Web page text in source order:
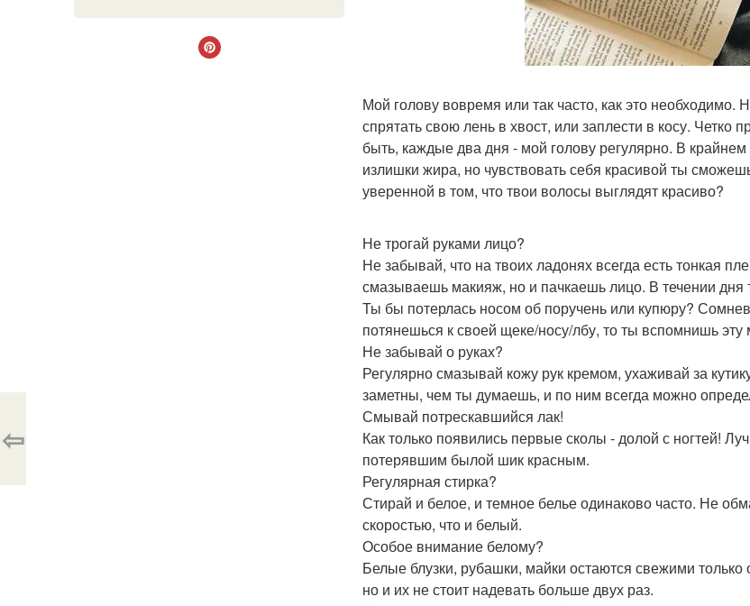
Мой голову вовремя или так часто, как это
спрятать свою лень в хвост, или заплести в косу.
быть, каждые два дня - мой голову регулярно. В
излишки жира, но чувствовать себя красивой ты
уверенной в том, что твои волосы выглядят красиво?
Не трогай руками лицо?
Не забывай, что на твоих ладонях всегда есть тонкая
смазываешь макияж, но и пачкаешь лицо. В течении дня
Ты бы потерлась носом об поручень или купюру?
потянешься к своей щеке/носу/лбу, то ты вспомнишь эту
Не забывай о руках?
Регулярно смазывай кожу рук кремом, ухаживай за
заметны, чем ты думаешь, и по ним всегда можно
Смывай потрескавшийся лак!
Как только появились первые сколы - долой с ногтей!
потерявшим былой шик красным.
Регулярная стирка?
Стирай и белое, и темное белье одинаково часто. Не
скоростью, что и белый.
Особое внимание белому?
Белые блузки, рубашки, майки остаются свежими
но и их не стоит надевать больше двух раз.
⇦